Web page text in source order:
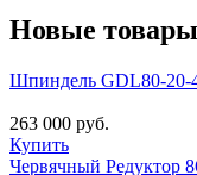
Новые товары
Шпиндель GDL80-20-
263 000 руб.
Купить
Червячный Редуктор